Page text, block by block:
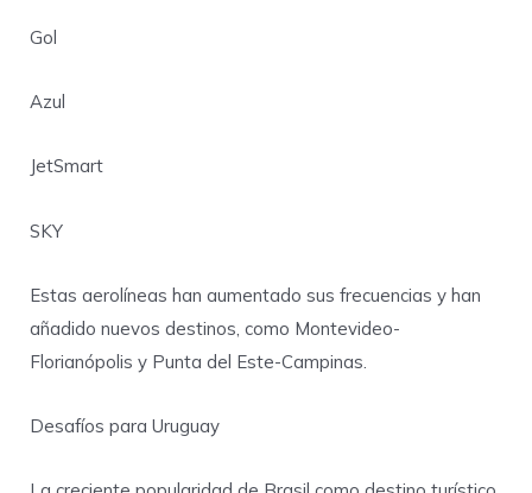
Gol
Azul
JetSmart
SKY
Estas aerolíneas han aumentado sus frecuencias y han
añadido nuevos destinos, como Montevideo-
Florianópolis y Punta del Este-Campinas.
Desafíos para Uruguay